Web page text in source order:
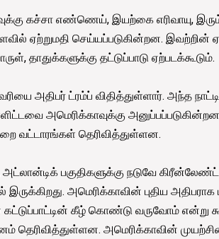
கச்சா எண்ணெய், இயற்கை எரிவாயு,
ஏற்றுமதி செய்யப்படுகின்றன. இவற்றின்
தாதுக்களுக்கு தட்டுப்பாடு ஏற்படக்கூடும்.
அதிபர் ட்ரம்ப் விதித்துள்ளார். அந்த
அமெரிக்காவுக்கு அனுப்பப்படுகின்றன.
வட்டாரங்கள் தெரிவித்துள்ளன.
பகுதிகளுக்கு நடுவே
இருக்கிறது. அமெரிக்காவின் புதிய
கீழ் கொண்டு வருவோம் என்று
தெரிவித்துள்ளன. அமெரிக்காவின்